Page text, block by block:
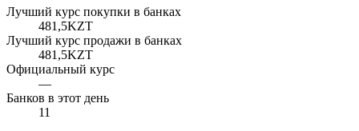
Лучший курс покупки в банках
481,5KZT
Лучший курс продажи в банках
481,5KZT
Официальный курс
—
Банков в этот день
11